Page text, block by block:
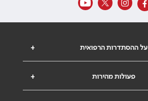
+ על ההסתדרות הרפואית
+ פעולות מהירות